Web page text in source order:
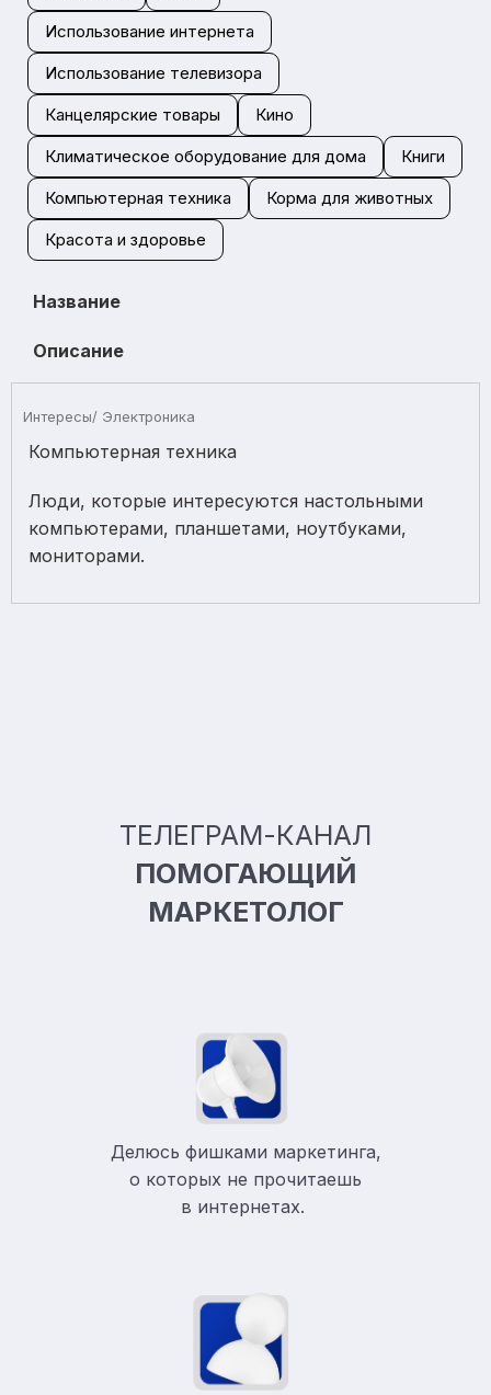
Использование интернета
Использование телевизора
Канцелярские товары
Кино
Климатическое оборудование для дома
Книги
Компьютерная техника
Корма для животных
Красота и здоровье
Название
Описание
Интересы/ Электроника
Компьютерная техника
Люди, которые интересуются настольными
компьютерами, планшетами, ноутбуками,
мониторами.
ТЕЛЕГРАМ-КАНАЛ
ПОМОГАЮЩИЙ
МАРКЕТОЛОГ
Делюсь фишками маркетинга,
о которых не прочитаешь
в интернетах.